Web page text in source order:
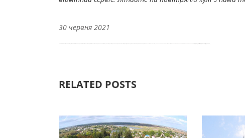
30 червня 2021
RELATED POSTS